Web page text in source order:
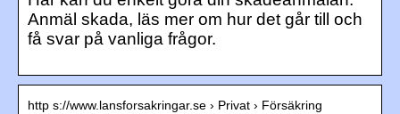
Anmäl skada, läs mer om hur det går till och
få svar på vanliga frågor.
http s://www.lansforsakringar.se › Privat › Försäkring